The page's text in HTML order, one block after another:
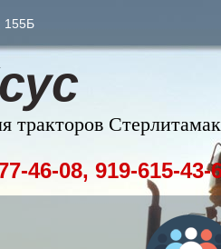
тракторов Стерлитамак
155Б
46-08, 919-615-43-